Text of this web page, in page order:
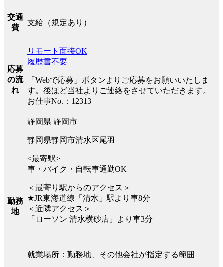
交通
費
支給（規定あり）
応募
の流
れ
リモート面接OK
履歴書不要
「Webで応募」ボタンよりご応募をお願いいたしま
す。後ほど当社よりご連絡をさせていただきます。
お仕事No.：12313
勤務
地
静岡県 静岡市
静岡県静岡市清水区尾羽
<最寄駅>
車・バイク・自転車通勤OK
＜最寄り駅からのアクセス＞
★JR東海道線「清水」駅より車8分
＜近隣アクセス＞
「ローソン 清水横砂店」より車3分
就業場所：勤務地、その他会社が指定する範囲